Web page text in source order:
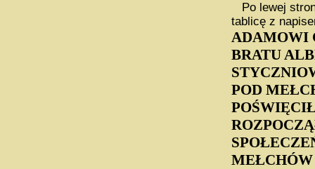
Po lewej
tablicę z
ADAMOWI
BRATU
POD
MEŁCHÓW